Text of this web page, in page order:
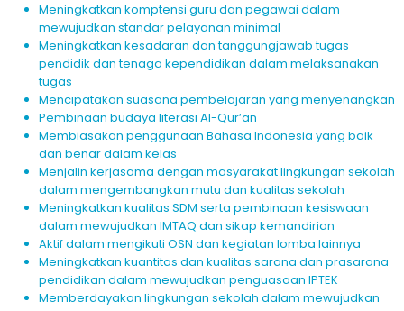
Meningkatkan komptensi guru dan pegawai dalam
mewujudkan standar pelayanan minimal
Meningkatkan kesadaran dan tanggungjawab tugas
pendidik dan tenaga kependidikan dalam melaksanakan
tugas
Mencipatakan suasana pembelajaran yang menyenangkan
Pembinaan budaya literasi Al-Qur’an
Membiasakan penggunaan Bahasa Indonesia yang baik
dan benar dalam kelas
Menjalin kerjasama dengan masyarakat lingkungan sekolah
dalam mengembangkan mutu dan kualitas sekolah
Meningkatkan kualitas SDM serta pembinaan kesiswaan
dalam mewujudkan IMTAQ dan sikap kemandirian
Aktif dalam mengikuti OSN dan kegiatan lomba lainnya
Meningkatkan kuantitas dan kualitas sarana dan prasarana
pendidikan dalam mewujudkan penguasaan IPTEK
Memberdayakan lingkungan sekolah dalam mewujudkan